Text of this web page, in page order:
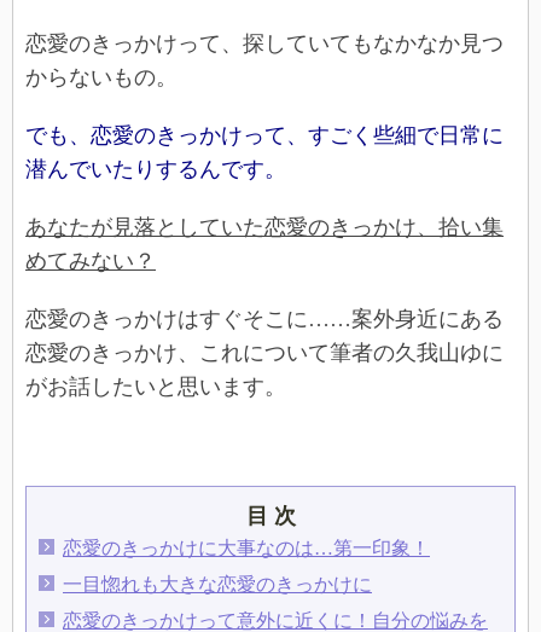
恋愛のきっかけって、探していてもなかなか見つ
からないもの。
でも、恋愛のきっかけって、すごく些細で日常に
潜んでいたりするんです。
あなたが見落としていた恋愛のきっかけ、拾い集
めてみない？
恋愛のきっかけはすぐそこに……案外身近にある
恋愛のきっかけ、これについて筆者の久我山ゆに
がお話したいと思います。
目 次
恋愛のきっかけに大事なのは…第一印象！
一目惚れも大きな恋愛のきっかけに
恋愛のきっかけって意外に近くに！自分の悩みを